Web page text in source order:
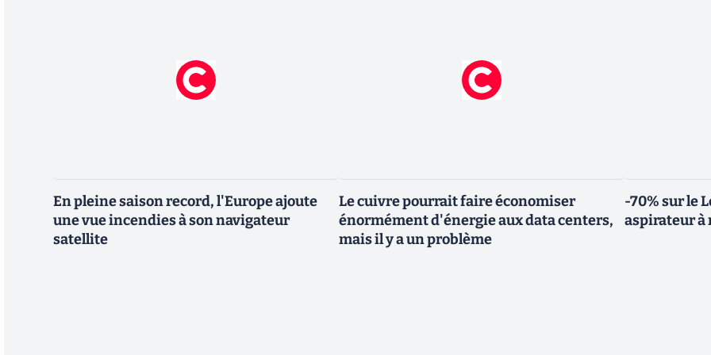
En pleine saison record, l'Europe ajoute
une vue incendies à son navigateur
satellite
Le cuivre pourrait faire économiser
énormément d'énergie aux data centers,
mais il y a un problème
-70% sur le
aspirateur à